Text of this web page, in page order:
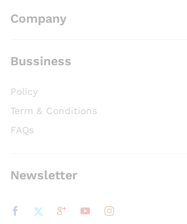
Company
Bussiness
Policy
Term & Conditions
FAQs
Newsletter